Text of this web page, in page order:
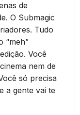
de
O Submagic
Tudo
“meh”
Você
nem de
só precisa
a gente vai te